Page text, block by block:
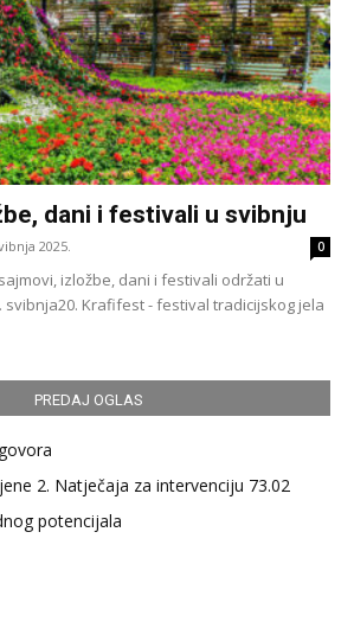
dani i festivali u svibnju
2025. 0
izložbe, dani i festivali održati u
svibnja20. Krafifest - festival tradicijskog jela
PREDAJ OGLAS
2. Natječaja za intervenciju 73.02
potencijala